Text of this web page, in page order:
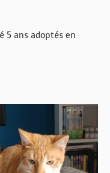
5 ans adoptés en